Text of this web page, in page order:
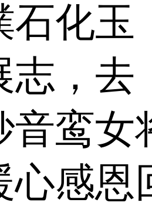
化玉
志，去
音鸾女
心感恩